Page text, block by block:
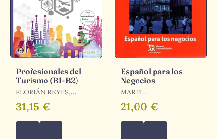
Profesionales del
Turismo (B1-B2)
FLORIÁN REYES,
LORETO / GOMÉZ
GONZÁLEZ, ALBA /
31,15 €
Español para los
Negocios
MARTI
CONTRERAS,JORGE
21,00 €